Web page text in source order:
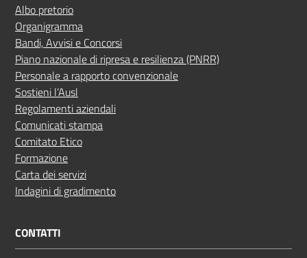
Albo pretorio
Organigramma
Bandi, Avvisi e Concorsi
Piano nazionale di ripresa e resilienza (PNRR)
Personale a rapporto convenzionale
Sostieni l’Ausl
Regolamenti aziendali
Comunicati stampa
Comitato Etico
Formazione
Carta dei servizi
Indagini di gradimento
CONTATTI